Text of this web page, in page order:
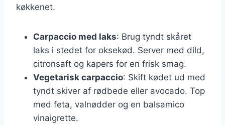
køkkenet.
Carpaccio med laks: Brug tyndt skåret
laks i stedet for oksekød. Server med dild,
citronsaft og kapers for en frisk smag.
Vegetarisk carpaccio: Skift kødet ud med
tyndt skiver af rødbede eller avocado. Top
med feta, valnødder og en balsamico
vinaigrette.